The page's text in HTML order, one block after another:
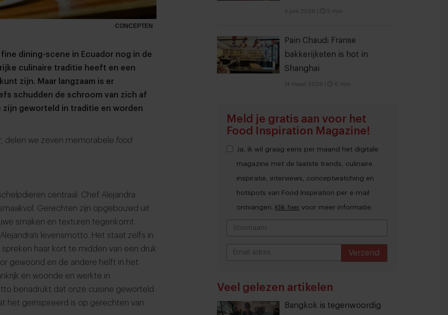
CONCEPTEN
dining-scene in Ecuador nog in de
culinaire traditie heeft en een
zijn. Maar langzaam is er
schudden de schroom van zich af
geworteld in traditie en worden
delen we zeven memorabele food
centraal. Chef Alejandra
Gerechten zijn opgebouwd uit
smaken en texturen tegenkomt.
levensmotto. Het staat zelfs in
haar kort te midden van een druk
gewoond en de andere helft in het
en woonde en werkte in
benadrukt dat onze cuisine geworteld
het geïnspireerd is op gerechten van
4 juni 2026 5 min
Pain Chaud: Franse
bakkerijketen is hot in
Shanghai
14 maart 2026 6 min
Meld je gratis aan voor het
Food Inspiration Magazine!
Ja, ik wil graag eens per maand het digitale
magazine met de laatste trends, culinaire
inspiratie, interviews, conceptwatching en
hotspots van Food Inspiration per e-mail
ontvangen. Klik hier voor meer informatie.
Verzend
Veel gelezen artikelen
Bangkok is tegenwoordig